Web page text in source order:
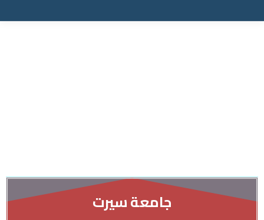
جامعة سيرت